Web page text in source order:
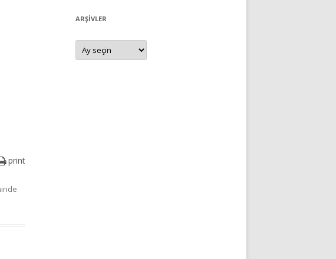
print
ARŞIVLER
Arşivler